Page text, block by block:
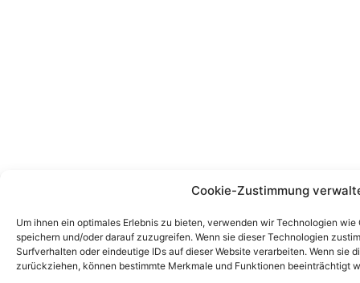
Cookie-Zustimmung
Um ihnen ein optimales Erlebnis zu bieten, verwenden wir Technologien
speichern und/oder darauf zuzugreifen. Wenn sie dieser Technologien
Surfverhalten oder eindeutige IDs auf dieser Website verarbeiten. Wenn sie
zurückziehen, können bestimmte Merkmale und Funktionen beeinträchtigt